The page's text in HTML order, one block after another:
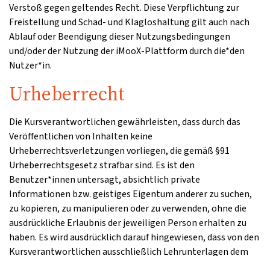
Verstoß gegen geltendes Recht. Diese Verpflichtung zur
Freistellung und Schad- und Klagloshaltung gilt auch nach
Ablauf oder Beendigung dieser Nutzungsbedingungen
und/oder der Nutzung der iMooX-Plattform durch die*den
Nutzer*in.
Urheberrecht
Die Kursverantwortlichen gewährleisten, dass durch das
Veröffentlichen von Inhalten keine
Urheberrechtsverletzungen vorliegen, die gemäß §91
Urheberrechtsgesetz strafbar sind. Es ist den
Benutzer*innen untersagt, absichtlich private
Informationen bzw. geistiges Eigentum anderer zu suchen,
zu kopieren, zu manipulieren oder zu verwenden, ohne die
ausdrückliche Erlaubnis der jeweiligen Person erhalten zu
haben. Es wird ausdrücklich darauf hingewiesen, dass von den
Kursverantwortlichen ausschließlich Lehrunterlagen dem